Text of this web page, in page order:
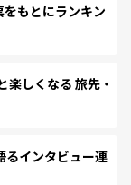
もとにランキン
しくなる 旅先・
るインタビュー連